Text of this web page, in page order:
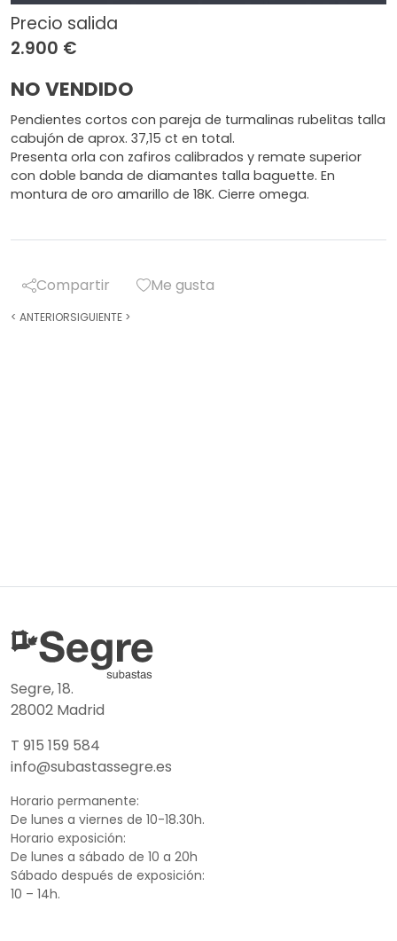
Precio salida
2.900 €
NO VENDIDO
Pendientes cortos con pareja de turmalinas rubelitas talla
cabujón de aprox. 37,15 ct en total.
Presenta orla con zafiros calibrados y remate superior
con doble banda de diamantes talla baguette. En
montura de oro amarillo de 18K. Cierre omega.
Compartir Me gusta
< ANTERIORSIGUIENTE >
Segre, 18.
28002 Madrid
T 915 159 584
info@subastassegre.es
Horario permanente:
De lunes a viernes de 10-18.30h.
Horario exposición:
De lunes a sábado de 10 a 20h
Sábado después de exposición:
10 – 14h.